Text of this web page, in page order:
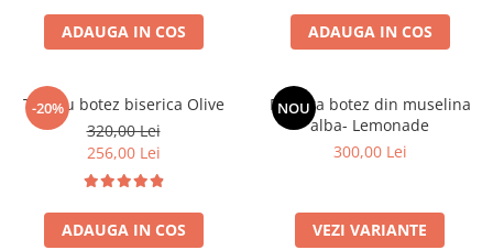
ADAUGA IN COS ADAUGA IN COS
-20%
Trusou botez biserica Olive
320,00 Lei
256,00 Lei
ADAUGA IN COS
NOU
Rochita botez din muselina
alba- Lemonade
300,00 Lei
VEZI VARIANTE